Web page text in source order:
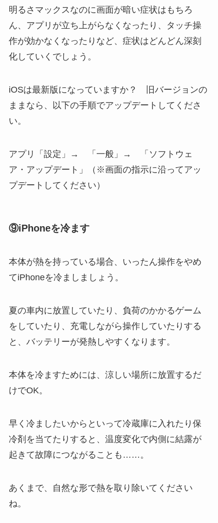
明るさマックスなのに画面が暗い症状はもちろ
ん、アプリが立ち上がらなくなったり、タッチ操
作が効かなくなったりなど、症状はどんどん深刻
化していくでしょう。
iOSは最新版になっていますか？ 旧バージョンの
ままなら、以下の手順でアップデートしてくださ
い。
アプリ「設定」→ 「一般」→ 「ソフトウェ
ア・アップデート」（※画面の指示に沿ってアッ
プデートしてください）
⑨iPhoneを冷ます
本体が熱を持っている場合、いったん操作をやめ
てiPhoneを冷ましましょう。
夏の車内に放置していたり、負荷のかかるゲーム
をしていたり、充電しながら操作していたりする
と、バッテリーが発熱しやすくなります。
本体を冷ますためには、涼しい場所に放置するだ
けでOK。
早く冷ましたいからといって冷蔵庫に入れたり保
冷剤を当てたりすると、温度変化で内側に結露が
起きて故障につながることも……。
あくまで、自然な形で熱を取り除いてください
ね。